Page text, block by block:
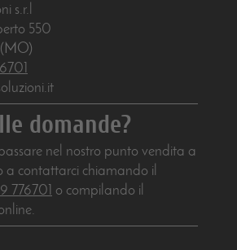
s.r.l
550
domande?
nel nostro punto vendita a
a contattarci chiamando il
776701 o compilando il